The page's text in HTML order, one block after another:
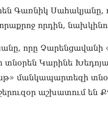
Գառնիկ
որդին,
որը
Կարինե
մանկապարտեզի
աշխատում են